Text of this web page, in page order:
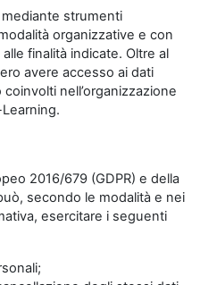
strumenti
organizzative e con
finalità indicate. Oltre al
avere accesso ai dati
nell’organizzazione
2016/679 (GDPR) e della
secondo le modalità e nei
esercitare i seguenti